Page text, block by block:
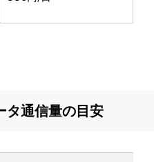
タ通信量の目安